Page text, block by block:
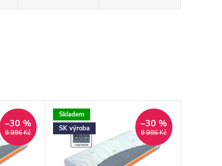
8 986 Kč
–30 %
Skladem
SK výroba
8 986 Kč
–30 %